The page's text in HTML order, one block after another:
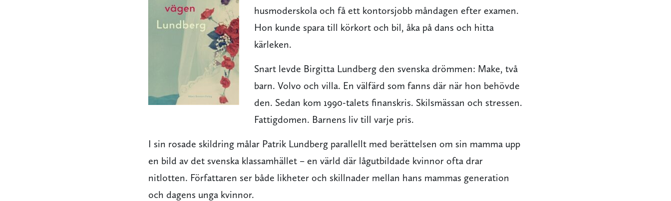
husmoderskola och få ett kontorsjobb måndagen efter examen.
Hon kunde spara till körkort och bil, åka på dans och hitta
kärleken.
Snart levde Birgitta Lundberg den svenska drömmen: Make, två
barn. Volvo och villa. En välfärd som fanns där när hon behövde
den. Sedan kom 1990-talets finanskris. Skilsmässan och stressen.
Fattigdomen. Barnens liv till varje pris.
I sin rosade skildring målar Patrik Lundberg parallellt med berättelsen om sin mamma upp
en bild av det svenska klassamhället – en värld där lågutbildade kvinnor ofta drar
nitlotten. Författaren ser både likheter och skillnader mellan hans mammas generation
och dagens unga kvinnor.